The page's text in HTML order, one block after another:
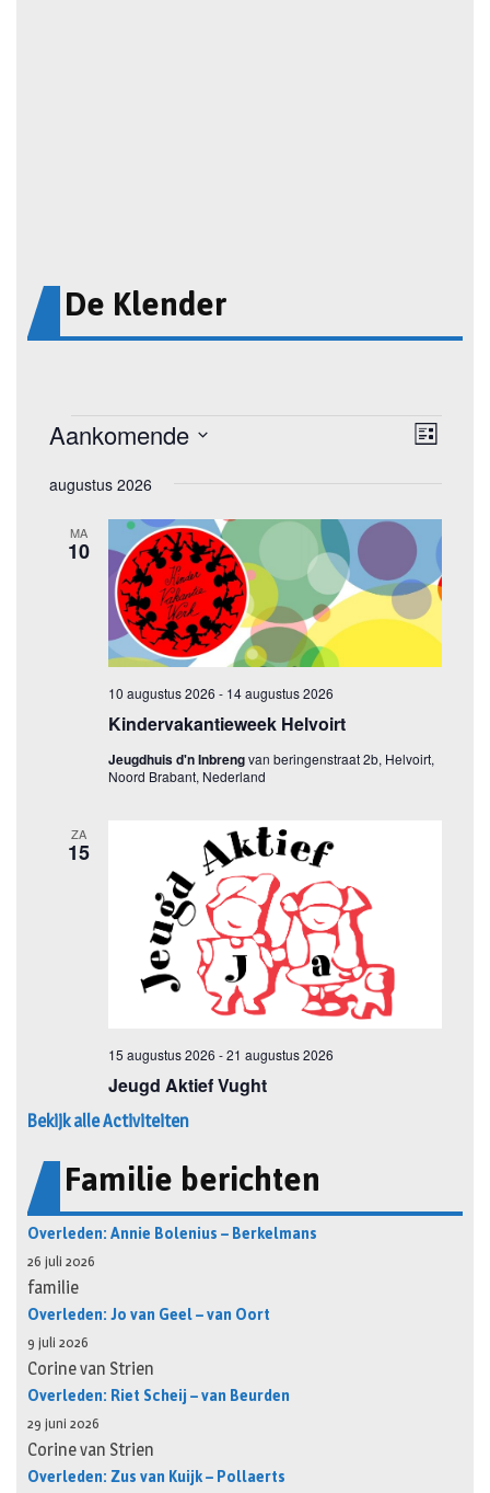
De Klender
Bekijk alle Activiteiten
Familie berichten
Overleden: Annie Bolenius – Berkelmans
26 juli 2026
familie
Overleden: Jo van Geel – van Oort
9 juli 2026
Corine van Strien
Overleden: Riet Scheij – van Beurden
29 juni 2026
Corine van Strien
Overleden: Zus van Kuijk – Pollaerts